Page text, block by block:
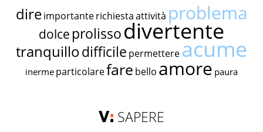
dire importante richiestaattività problema
dolce prolissodivertente
tranquillodifficile permettereacume
inerme particolarefare bello amore paura
SAPERE